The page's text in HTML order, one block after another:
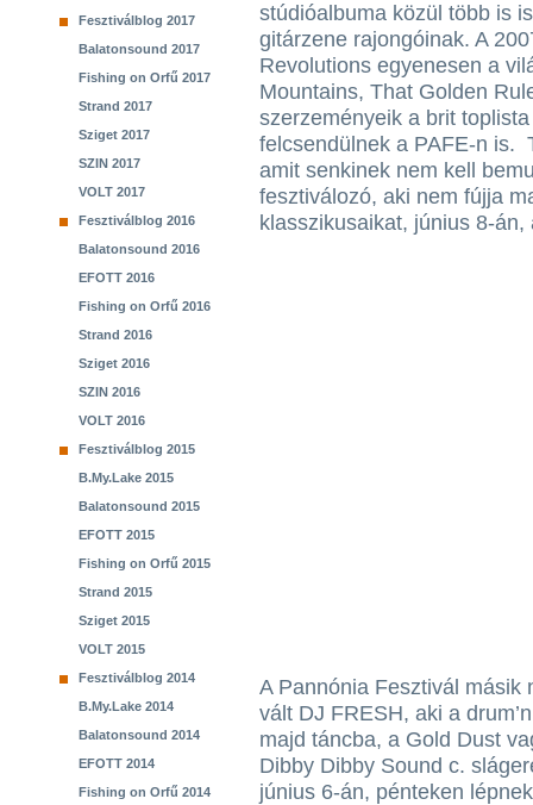
Fesztiválblog 2017
Balatonsound 2017
Fishing on Orfű 2017
Strand 2017
Sziget 2017
SZIN 2017
VOLT 2017
Fesztiválblog 2016
Balatonsound 2016
EFOTT 2016
Fishing on Orfű 2016
Strand 2016
Sziget 2016
SZIN 2016
VOLT 2016
Fesztiválblog 2015
B.My.Lake 2015
Balatonsound 2015
EFOTT 2015
Fishing on Orfű 2015
Strand 2015
Sziget 2015
VOLT 2015
Fesztiválblog 2014
B.My.Lake 2014
Balatonsound 2014
EFOTT 2014
Fishing on Orfű 2014
stúdióalbuma közül több is
gitárzene rajongóinak. A
Revolutions egyenesen a
Mountains, That Golden
szerzeményeik a brit
felcsendülnek a PAFE-n is.
amit senkinek nem kell
fesztiválozó, aki nem fújja
klasszikusaikat, június 8-án,
A Pannónia Fesztivál másik
vált DJ FRESH, aki a
majd táncba, a Gold Dust
Dibby Dibby Sound c.
június 6-án, pénteken